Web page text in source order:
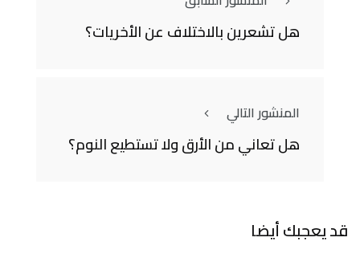
هل تشعرين بالاختلاف عن الأخريات؟
المنشور التالي
هل تعاني من الأرق ولا تستطيع النوم؟
قد يعجبك أيضا